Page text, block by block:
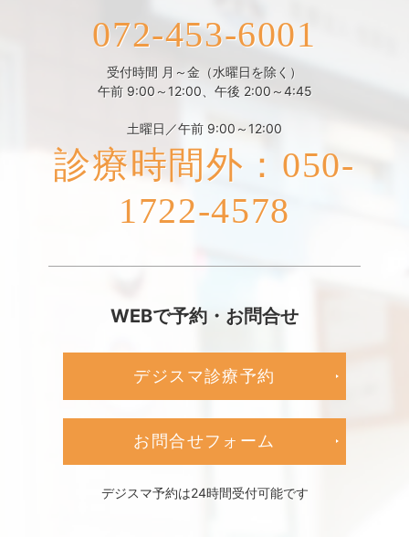
072-453-6001
受付時間 月～金（水曜日を除く）
午前 9:00～12:00、午後 2:00～4:45
土曜日／午前 9:00～12:00
診療時間外：050-
1722-4578
WEBで予約・お問合せ
デジスマ診療予約
お問合せフォーム
デジスマ予約は24時間受付可能です